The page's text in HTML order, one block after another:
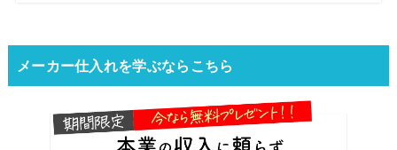
メーカー仕入れを学ぶならこちら